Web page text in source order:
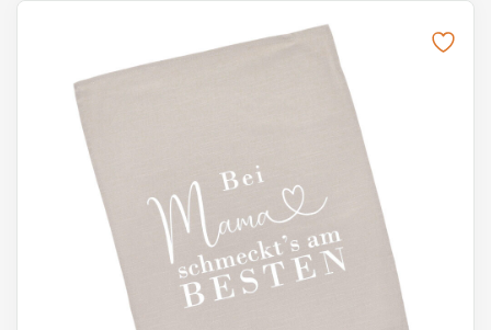
Dieses Produkt weist mehrere Varianten auf. Die Optionen